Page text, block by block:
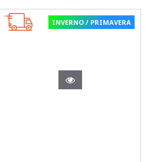
INVERNO / PRIMAVERA